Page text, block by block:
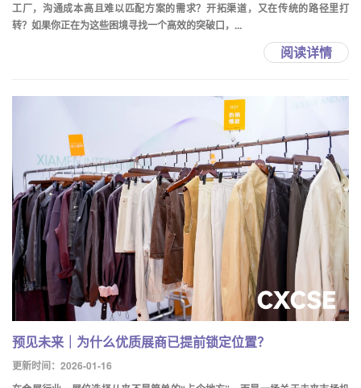
工厂，沟通成本高且难以匹配方案的需求？开拓渠道，又在传统的路径里打
转？如果你正在为这些困境寻找一个高效的突破口，...
阅读详情
预见未来｜为什么优质展商已提前锁定位置？
更新时间：2026-01-16